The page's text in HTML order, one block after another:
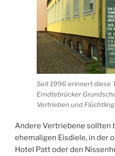
Seit 1996 erinnert diese
Erndtebrücker
Vertrieben und
Andere Vertriebene sollten
ehemaligen Eisdiele, in der
Hotel Patt oder den